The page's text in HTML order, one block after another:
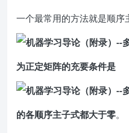
一个最常用的方法就是顺序
为正定矩阵的充要条件是
的各顺序主子式都大于零。